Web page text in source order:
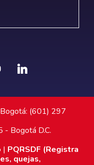
(601) 297
- Bogotá D.C.
| PQRSDF (Registra
quejas,